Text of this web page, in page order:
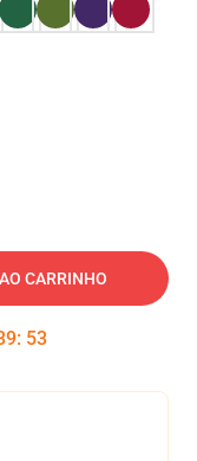
CARRINHO
: 53